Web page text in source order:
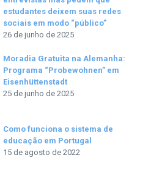
estudantes deixem suas redes
sociais em modo “público”
26 de junho de 2025
Moradia Gratuita na Alemanha:
Programa “Probewohnen” em
Eisenhüttenstadt
25 de junho de 2025
Como funciona o sistema de
educação em Portugal
15 de agosto de 2022